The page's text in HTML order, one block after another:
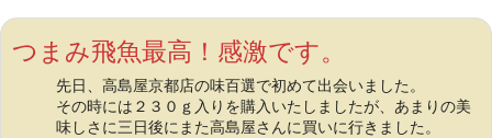
つまみ飛魚最高！感激です。
先日、高島屋京都店の味百選で初めて出会いました。
その時には２３０ｇ入りを購入いたしましたが、あまりの美
味しさに三日後にまた高島屋さんに買いに行きました。